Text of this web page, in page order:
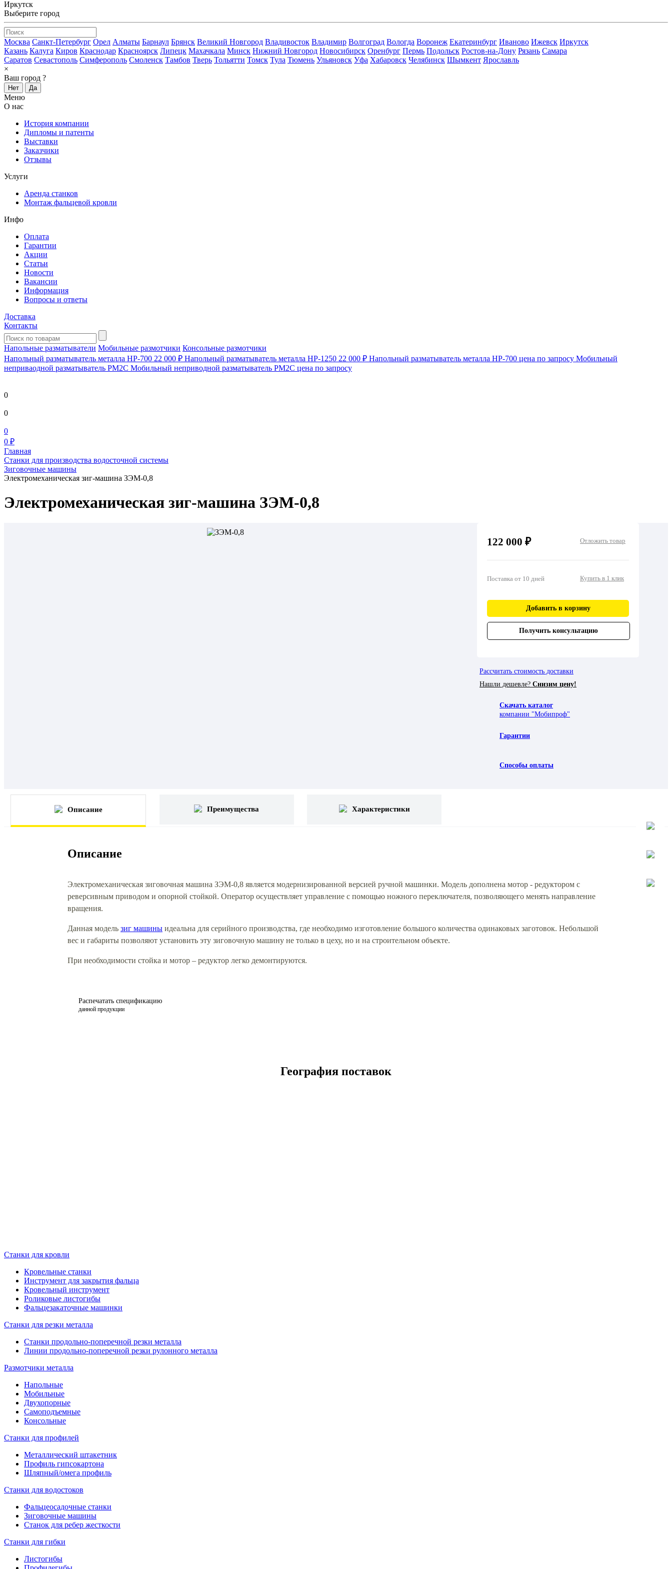
Иркутск
Выберите город
Москва Санкт-Петербург Орел Алматы Барнаул Брянск Великий Новгород Владивосток Владимир Волгоград Вологда Воронеж Екатеринбург Иваново Ижевск Иркутск
Казань Калуга Киров Краснодар Красноярск Липецк Махачкала Минск Нижний Новгород Новосибирск Оренбург Пермь Подольск Ростов-на-Дону Рязань Самара
Саратов Севастополь Симферополь Смоленск Тамбов Тверь Тольятти Томск Тула Тюмень Ульяновск Уфа Хабаровск Челябинск Шымкент Ярославль
×
Ваш город ?
Нет Да
Меню
О нас
История компании
Дипломы и патенты
Выставки
Заказчики
Отзывы
Услуги
Аренда станков
Монтаж фальцевой кровли
Инфо
Оплата
Гарантии
Акции
Статьи
Новости
Вакансии
Информация
Вопросы и ответы
Доставка
Контакты
Напольные разматыватели Мобильные размотчики Консольные размотчики
Напольный разматыватель металла HP-700 22 000 ₽ Напольный разматыватель металла HP-1250 22 000 ₽ Напольный разматыватель металла HP-700 цена по запросу Мобильный
непривaодной разматыватель РМ2С Мобильный неприводной разматыватель РМ2С цена по запросу
0
0
0
0 ₽
Главная
Станки для производства водосточной системы
Зиговочные машины
Электромеханическая зиг-машина ЗЭМ-0,8
Электромеханическая зиг-машина ЗЭМ-0,8
122 000 ₽ Отложить товар
Поставка от 10 дней Купить в 1 клик
Добавить в корзину
Получить консультацию
Рассчитать стоимость доставки
Нашли дешевле? Снизим цену!
Скачать каталог
компании "Мобипроф"
Гарантии
Способы оплаты
Описание Преимущества Характеристики
Описание
Электромеханическая зиговочная машина ЗЭМ-0,8 является модернизированной версией ручной машинки. Модель дополнена мотор - редуктором с
реверсивным приводом и опорной стойкой. Оператор осуществляет управление с помощью ножного переключателя, позволяющего менять направление
вращения.
Данная модель зиг машины идеальна для серийного производства, где необходимо изготовление большого количества одинаковых заготовок. Небольшой
вес и габариты позволяют установить эту зиговочную машину не только в цеху, но и на строительном объекте.
При необходимости стойка и мотор – редуктор легко демонтируются.
Распечатать спецификацию
данной продукции
География поставок
Станки для кровли
Кровельные станки
Инструмент для закрытия фальца
Кровельный инструмент
Роликовые листогибы
Фальцезакаточные машинки
Станки для резки металла
Станки продольно-поперечной резки металла
Линии продольно-поперечной резки рулонного металла
Размотчики металла
Напольные
Мобильные
Двухопорные
Самоподъемные
Консольные
Станки для профилей
Металлический штакетник
Профиль гипсокартона
Шляпный/омега профиль
Станки для водостоков
Фальцеосадочные станки
Зиговочные машины
Станок для ребер жесткости
Станки для гибки
Листогибы